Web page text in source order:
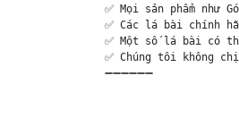
✅ Mọi sản phẩm như
✅ Các lá bài chính
✅ Một số lá bài có
✅ Chúng tôi không
➖➖➖➖➖➖